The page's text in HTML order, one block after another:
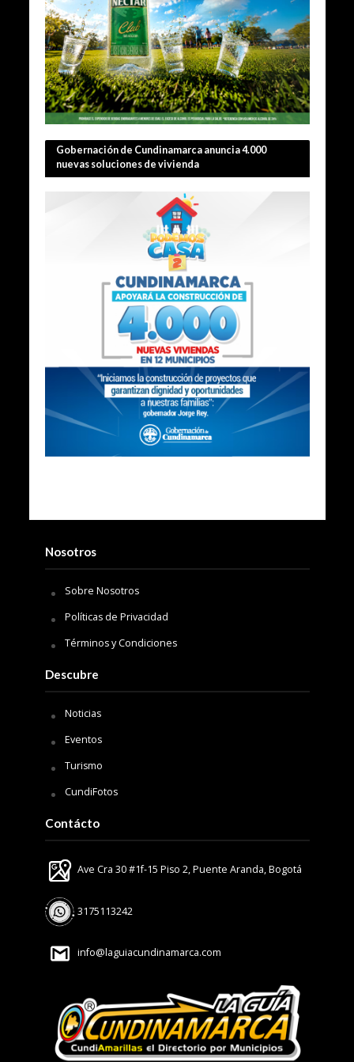
Gobernación de Cundinamarca anuncia 4.000
nuevas soluciones de vivienda
Nosotros
Sobre Nosotros
Políticas de Privacidad
Términos y Condiciones
Descubre
Noticias
Eventos
Turismo
CundiFotos
Contácto
Ave Cra 30 #1f-15 Piso 2, Puente Aranda, Bogotá
3175113242
info@laguiacundinamarca.com